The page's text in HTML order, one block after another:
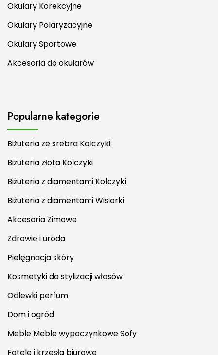
Okulary Korekcyjne
Okulary Polaryzacyjne
Okulary Sportowe
Akcesoria do okularów
Popularne kategorie
Biżuteria ze srebra Kolczyki
Biżuteria złota Kolczyki
Biżuteria z diamentami Kolczyki
Biżuteria z diamentami Wisiorki
Akcesoria Zimowe
Zdrowie i uroda
Pielęgnacja skóry
Kosmetyki do stylizacji włosów
Odlewki perfum
Dom i ogród
Meble Meble wypoczynkowe Sofy
Fotele i krzesła biurowe